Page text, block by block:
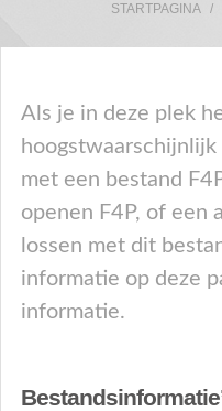
STARTPAGINA
Als je in deze plek
met een bestand
openen F4P, of een
lossen met dit
informatie op deze
informatie.